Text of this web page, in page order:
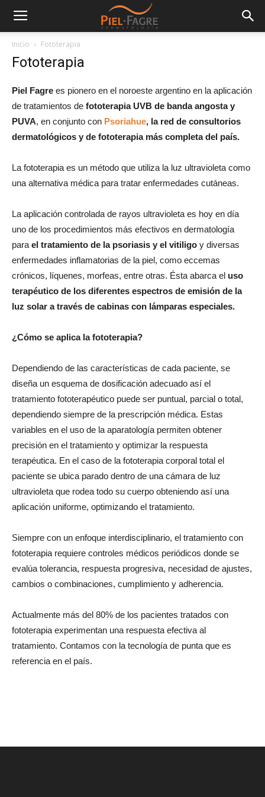
Inicio Fototerapia
Fototerapia
Piel Fagre es pionero en el noroeste argentino en la aplicación
de tratamientos de fototerapia UVB de banda angosta y
PUVA, en conjunto con Psoriahue, la red de consultorios
dermatológicos y de fototerapia más completa del país.
La fototerapia es un método que utiliza la luz ultravioleta como
una alternativa médica para tratar enfermedades cutáneas.
La aplicación controlada de rayos ultravioleta es hoy en día
uno de los procedimientos más efectivos en dermatología
para el tratamiento de la psoriasis y el vitiligo y diversas
enfermedades inflamatorias de la piel, como eccemas
crónicos, líquenes, morfeas, entre otras. Ésta abarca el uso
terapéutico de los diferentes espectros de emisión de la
luz solar a través de cabinas con lámparas especiales.
¿Cómo se aplica la fototerapia?
Dependiendo de las características de cada paciente, se
diseña un esquema de dosificación adecuado así el
tratamiento fototerapéutico puede ser puntual, parcial o total,
dependiendo siempre de la prescripción médica. Estas
variables en el uso de la aparatología permiten obtener
precisión en el tratamiento y optimizar la respuesta
terapéutica. En el caso de la fototerapia corporal total el
paciente se ubica parado dentro de una cámara de luz
ultravioleta que rodea todo su cuerpo obteniendo así una
aplicación uniforme, optimizando el tratamiento.
Siempre con un enfoque interdisciplinario, el tratamiento con
fototerapia requiere controles médicos periódicos donde se
evalúa tolerancia, respuesta progresiva, necesidad de ajustes,
cambios o combinaciones, cumplimiento y adherencia.
Actualmente más del 80% de los pacientes tratados con
fototerapia experimentan una respuesta efectiva al
tratamiento. Contamos con la tecnología de punta que es
referencia en el país.